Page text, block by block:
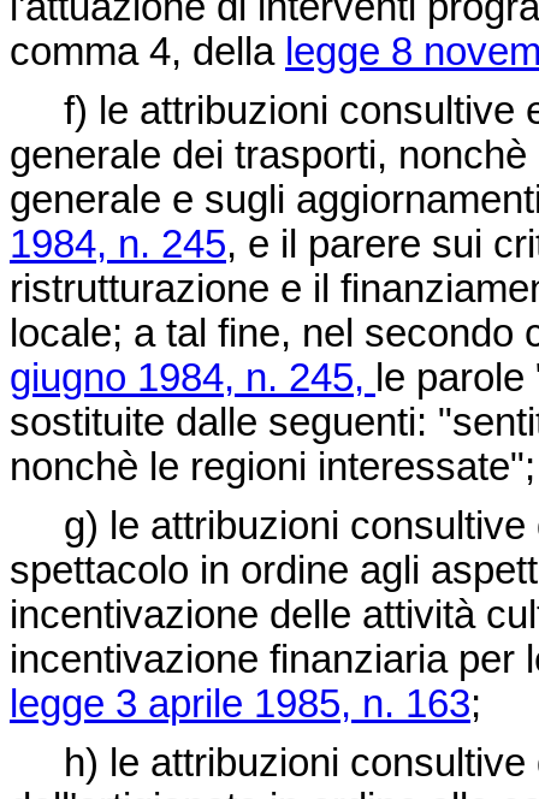
comma 4, della legge 8
f) le attribuzioni consultive
generale dei trasporti,
generale e sugli
1984, n. 245, e il parere sui
ristrutturazione e il
locale; a tal fine, nel
giugno 1984, n. 245, le
sostituite dalle seguenti:
nonchè le regioni interessate";
g) le attribuzioni consultive
spettacolo in ordine agli
incentivazione delle attività
incentivazione finanziaria per
legge 3 aprile 1985, n. 163;
h) le attribuzioni consultive